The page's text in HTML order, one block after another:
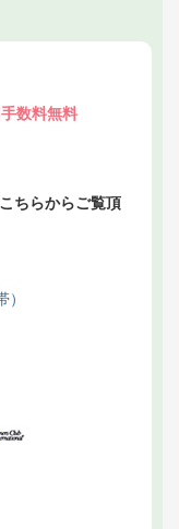
数料無料
ちらからご覧頂